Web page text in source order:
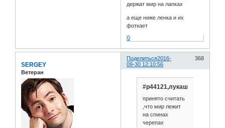
держат мир на лапках
а еще ниже ленка и их
фоткает
0
Поделиться 368
2016-
09-30 12:10:56
SERGEY
Ветеран
#p44121,лукаш
принято считать
,что мир лежит
на спинах
черепах